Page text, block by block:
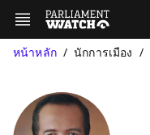
หน้าหลัก นักการเมือง